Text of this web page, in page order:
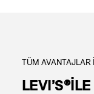
TÜM AVANTAJLAR